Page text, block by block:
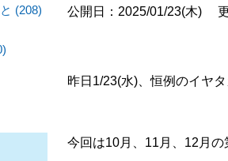
公開日：2025/01/23(木)
昨日1/23(水)、恒例のイヤ
今回は10月、11月、12月の
(208)